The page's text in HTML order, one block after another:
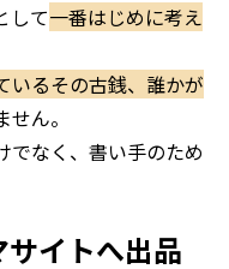
して一番はじめに考え
いるその古銭、誰かが
せん。
でなく、書い手のため
イトへ出品